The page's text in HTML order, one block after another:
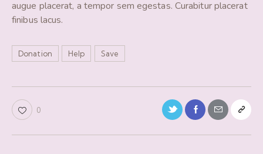
augue placerat, a tempor sem egestas. Curabitur placerat
finibus lacus.
Donation Help Save
0